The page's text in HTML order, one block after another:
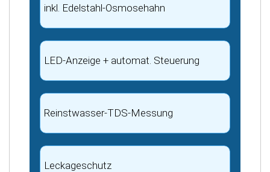
inkl. Edelstahl-Osmosehahn
LED-Anzeige + automat. Steuerung
Reinstwasser-TDS-Messung
Leckageschutz